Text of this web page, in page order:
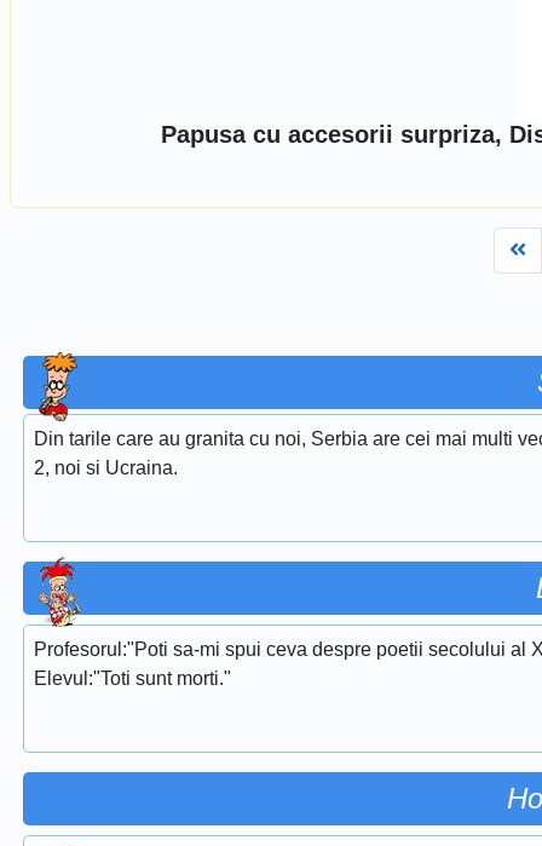
Papusa cu accesorii surpriza,
Din tarile care au granita cu noi, Serbia are cei mai multi
2, noi si Ucraina.
Profesorul:"Poti sa-mi spui ceva despre poetii secolului al
Elevul:"Toti sunt morti."